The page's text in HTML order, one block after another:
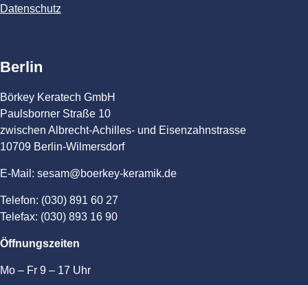
Datenschutz
Berlin
Börkey Keratech GmbH
Paulsborner Straße 10
zwischen Albrecht-Achilles- und Eisenzahnstrasse
10709 Berlin-Wilmersdorf
E-Mail: sesam@boerkey-keramik.de
Telefon: (030) 891 60 27
Telefax: (030) 893 16 90
Öffnungszeiten
Mo – Fr 9 – 17 Uhr